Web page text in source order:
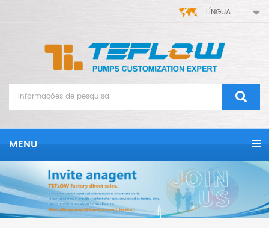
LÍNGUA
MENU